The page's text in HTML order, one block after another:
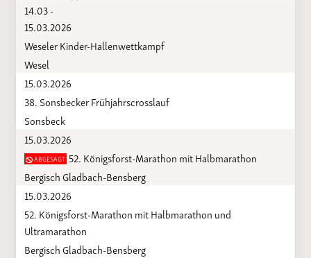
14.03 -
15.03.2026
Weseler Kinder-Hallenwettkampf
Wesel
15.03.2026
38. Sonsbecker Frühjahrscrosslauf
Sonsbeck
15.03.2026
ABGESAGT52. Königsforst-Marathon mit Halbmarathon
Bergisch Gladbach-Bensberg
15.03.2026
52. Königsforst-Marathon mit Halbmarathon und
Ultramarathon
Bergisch Gladbach-Bensberg